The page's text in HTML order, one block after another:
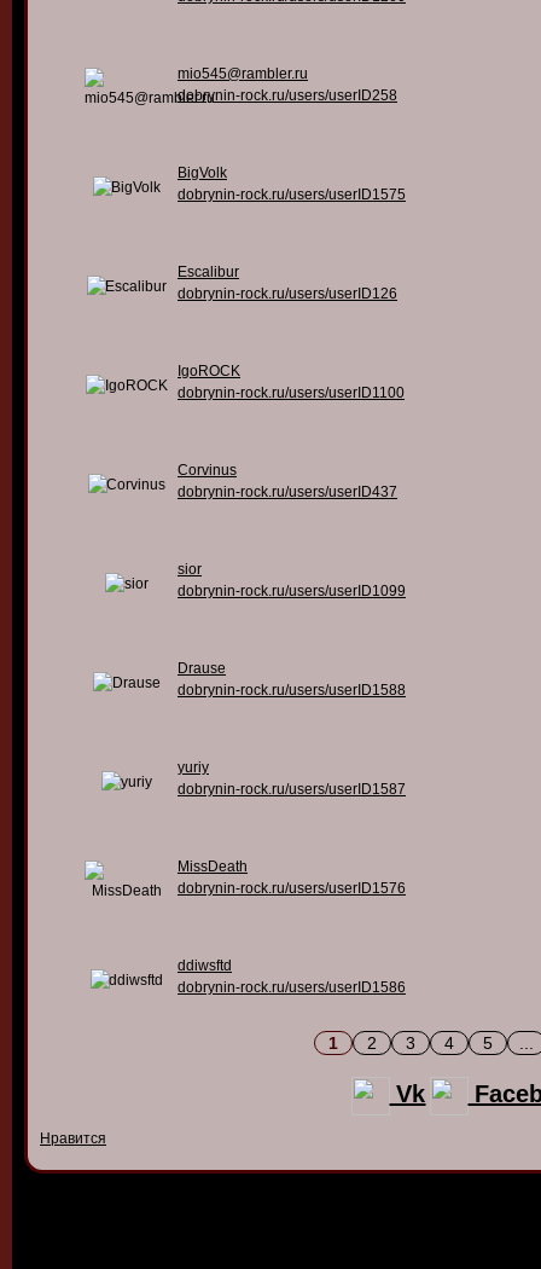
mio545@rambler.ru
dobrynin-rock.ru/users/userID258
BigVolk
dobrynin-rock.ru/users/userID1575
Escalibur
dobrynin-rock.ru/users/userID126
IgoROCK
dobrynin-rock.ru/users/userID1100
Corvinus
dobrynin-rock.ru/users/userID437
sior
dobrynin-rock.ru/users/userID1099
Drause
dobrynin-rock.ru/users/userID1588
yuriy
dobrynin-rock.ru/users/userID1587
MissDeath
dobrynin-rock.ru/users/userID1576
ddiwsftd
dobrynin-rock.ru/users/userID1586
1 2 3 4 5
Vk
Нравится